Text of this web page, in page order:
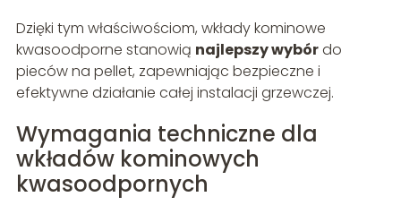
Dzięki tym właściwościom, wkłady kominowe
kwasoodporne stanowią najlepszy wybórdo
pieców na pellet, zapewniając bezpieczne i
efektywne działanie całej instalacji grzewczej.
Wymagania techniczne dla
wkładów kominowych
kwasoodpornych